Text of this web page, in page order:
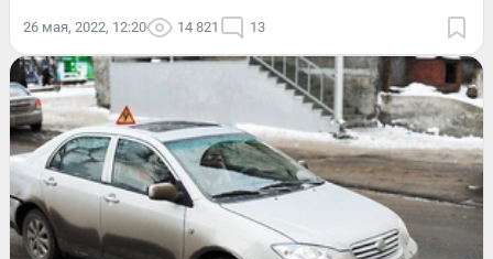
26 мая, 2022, 12:20 14 821 13